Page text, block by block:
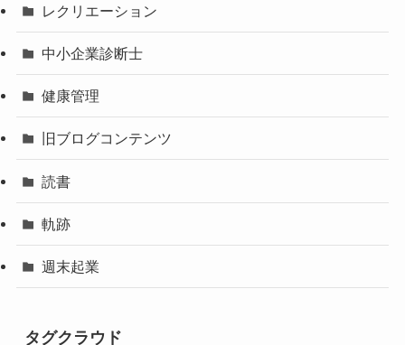
レクリエーション
中小企業診断士
健康管理
旧ブログコンテンツ
読書
軌跡
週末起業
タグクラウド